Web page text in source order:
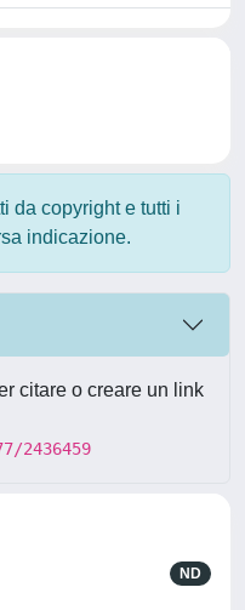
da copyright e tutti i
indicazione.
citare o creare un link
2436459
ND